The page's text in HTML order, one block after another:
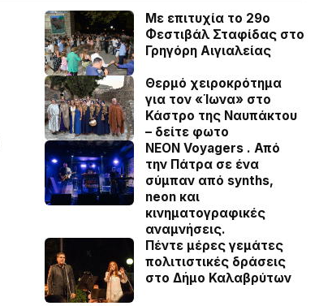
Με επιτυχία το 29ο
Φεστιβάλ Σταφίδας στο
Γρηγόρη Aιγιαλείας
Θερμό χειροκρότημα
για τον «Ίωνα» στο
Κάστρο της Ναυπάκτου
– δείτε φωτο
NEON Voyagers . Από
την Πάτρα σε ένα
σύμπαν από synths,
neon και
κινηματογραφικές
αναμνήσεις.
Πέντε μέρες γεμάτες
πολιτιστικές δράσεις
στο Δήμο Καλαβρύτων